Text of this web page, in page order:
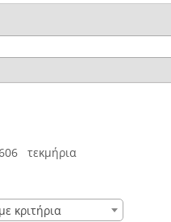
τεκμήρια
κριτήρια